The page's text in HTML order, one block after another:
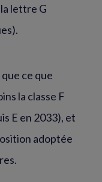
lettre G
ce que
la classe F
E en 2033), et
adoptée